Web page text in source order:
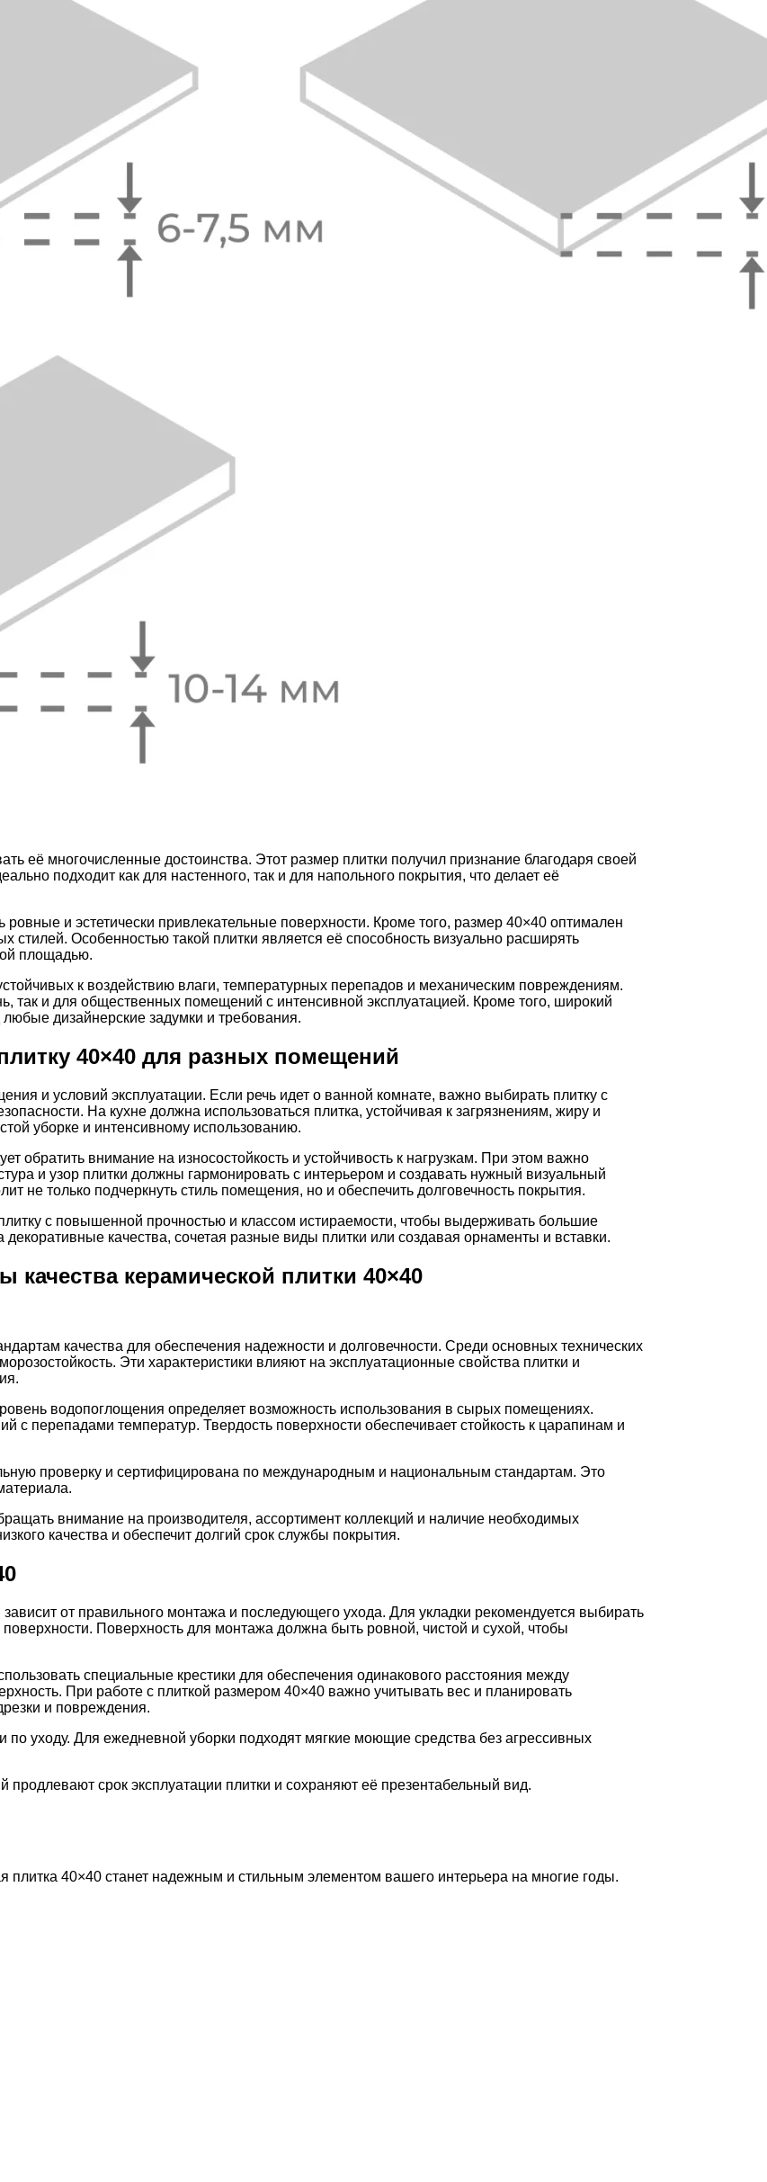
её многочисленные достоинства. Этот размер плитки получил признание благодаря своей
подходит как для настенного, так и для напольного покрытия, что делает её
ровные и эстетически привлекательные поверхности. Кроме того, размер 40×40 оптимален
стилей. Особенностью такой плитки является её способность визуально расширять
площадью.
к воздействию влаги, температурных перепадов и механическим повреждениям.
так и для общественных помещений с интенсивной эксплуатацией. Кроме того, широкий
любые дизайнерские задумки и требования.
40×40 для разных помещений
и условий эксплуатации. Если речь идет о ванной комнате, важно выбирать плитку с
На кухне должна использоваться плитка, устойчивая к загрязнениям, жиру и
уборке и интенсивному использованию.
обратить внимание на износостойкость и устойчивость к нагрузкам. При этом важно
и узор плитки должны гармонировать с интерьером и создавать нужный визуальный
не только подчеркнуть стиль помещения, но и обеспечить долговечность покрытия.
с повышенной прочностью и классом истираемости, чтобы выдерживать большие
качества, сочетая разные виды плитки или создавая орнаменты и вставки.
качества керамической плитки 40×40
качества для обеспечения надежности и долговечности. Среди основных технических
Эти характеристики влияют на эксплуатационные свойства плитки и
водопоглощения определяет возможность использования в сырых помещениях.
с перепадами температур. Твердость поверхности обеспечивает стойкость к царапинам и
проверку и сертифицирована по международным и национальным стандартам. Это
внимание на производителя, ассортимент коллекций и наличие необходимых
качества и обеспечит долгий срок службы покрытия.
от правильного монтажа и последующего ухода. Для укладки рекомендуется выбирать
Поверхность для монтажа должна быть ровной, чистой и сухой, чтобы
специальные крестики для обеспечения одинакового расстояния между
При работе с плиткой размером 40×40 важно учитывать вес и планировать
и повреждения.
уходу. Для ежедневной уборки подходят мягкие моющие средства без агрессивных
продлевают срок эксплуатации плитки и сохраняют её презентабельный вид.
плитка 40×40 станет надежным и стильным элементом вашего интерьера на многие годы.